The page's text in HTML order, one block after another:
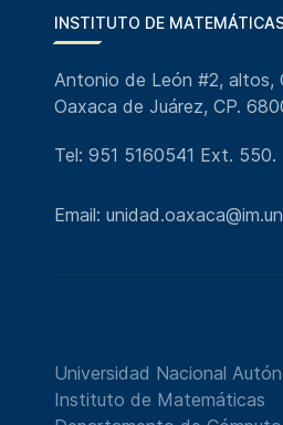
INSTITUTO DE
Antonio de León #2, altos,
Oaxaca de Juárez, CP.
Tel: 951 5160541 Ext. 550.
Email:
Universidad Nacional
Instituto de Matemáticas